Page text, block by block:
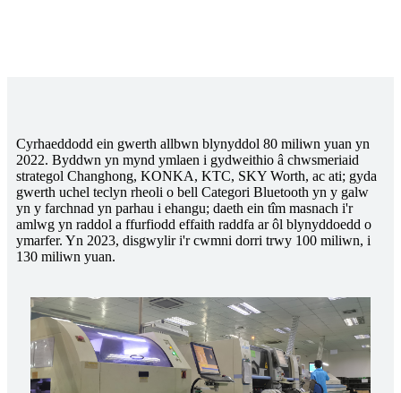
Cyrhaeddodd ein gwerth allbwn blynyddol 80 miliwn yuan yn
2022. Byddwn yn mynd ymlaen i gydweithio â chwsmeriaid
strategol Changhong, KONKA, KTC, SKY Worth, ac ati; gyda
gwerth uchel teclyn rheoli o bell Categori Bluetooth yn y galw
yn y farchnad yn parhau i ehangu; daeth ein tîm masnach i'r
amlwg yn raddol a ffurfiodd effaith raddfa ar ôl blynyddoedd o
ymarfer. Yn 2023, disgwylir i'r cwmni dorri trwy 100 miliwn, i
130 miliwn yuan.